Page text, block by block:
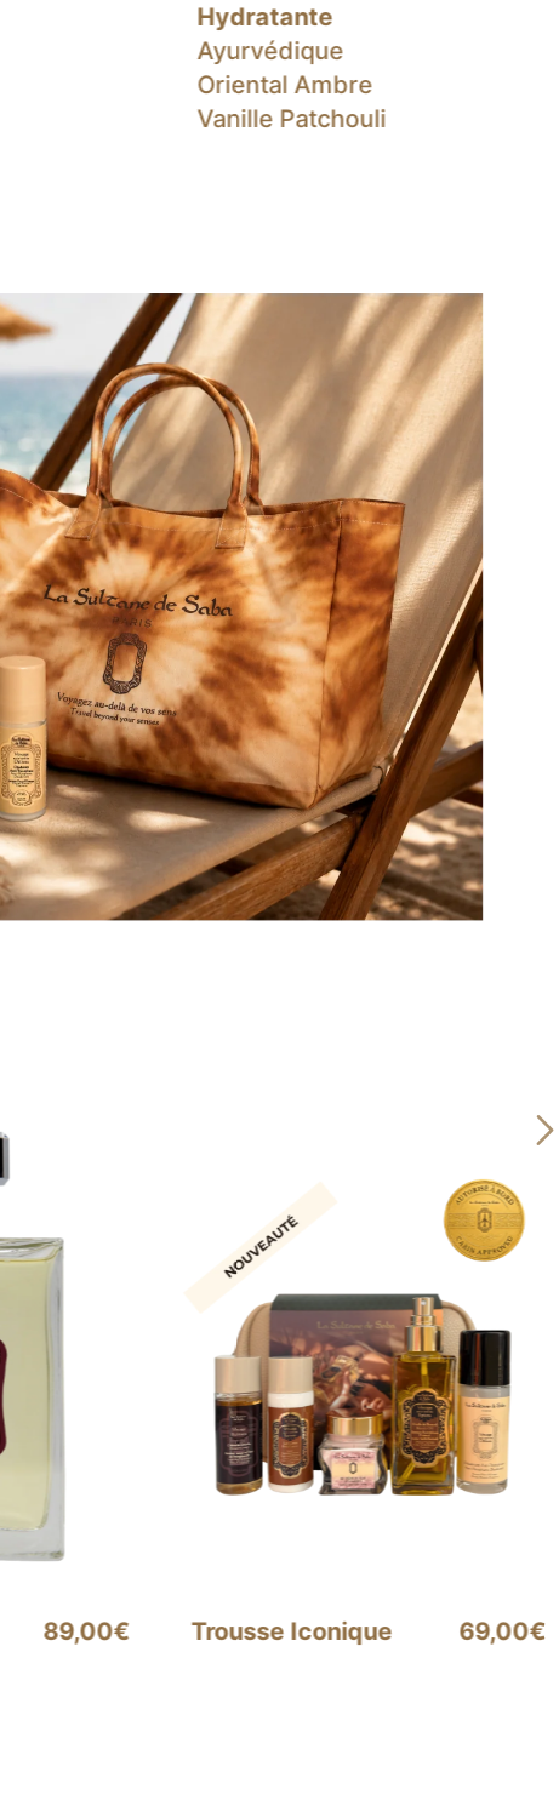
Senteur
Ayurvédique
Oriental Ambre
Vanille Patchouli
69,00€
Crème Lavante
32,00€